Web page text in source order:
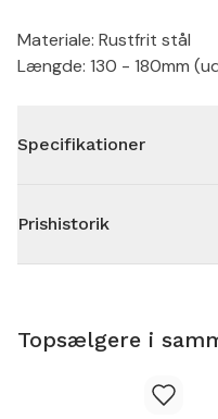
Materiale: Rustfrit stål
Længde: 130 - 180mm
Specifikationer
Prishistorik
Topsælgere i